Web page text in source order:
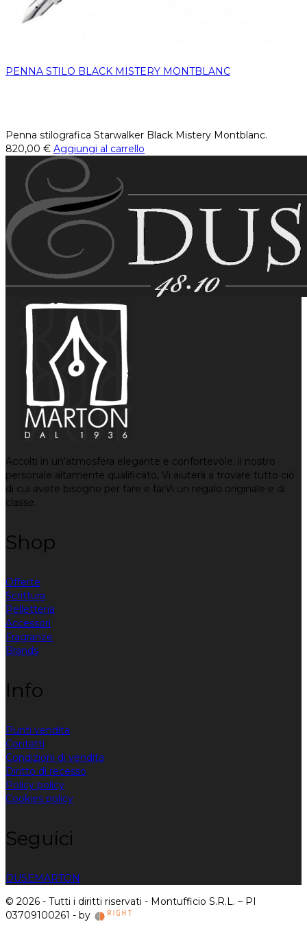
PENNA STILO BLACK MISTERY MONTBLANC
Penna stilografica Starwalker Black Mistery Montblanc.
820,00 € Aggiungi al carrello
Accolti in un’atmosfera elegante e confortevole, il nostro
personale altamente qualificato, Vi aiuterà a trovare tutto ciò
di cui avete bisogno per fare e farVi un regalo originale e di
classe.
Shop
Offerte
Scrittura
Pelletteria
Accessori
Fragranze
Brands
Info
Punti vendita
Contatti
Condizioni di vendita
Diritto di recesso
Policy policy
Cookies policy
Seguici
DUSEMARTON
© 2026 - Tutti i diritti riservati - Montufficio S.R.L. – PI
03709100261 - by